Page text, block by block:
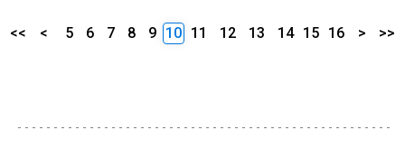
<< < 5 6 7 8 9 10 11 12 13 14 15 16 > >>